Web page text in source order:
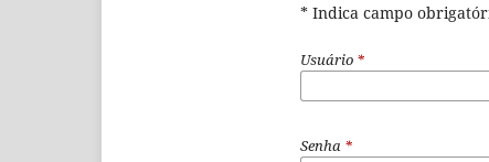
* Indica campo
Usuário *
Senha *